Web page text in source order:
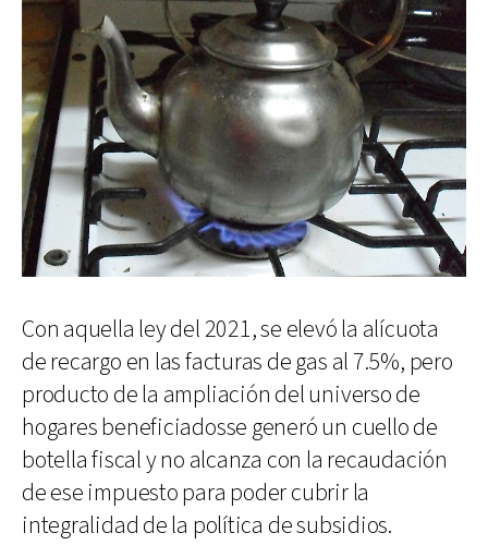
Con aquella ley del 2021, se elevó la alícuota
de recargo en las facturas de gas al 7.5%, pero
producto de la ampliación del universo de
hogares beneficiadosse generó un cuello de
botella fiscal y no alcanza con la recaudación
de ese impuesto para poder cubrir la
integralidad de la política de subsidios.